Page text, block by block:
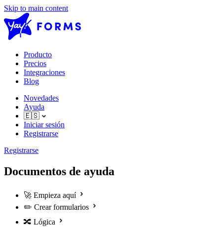
Skip to main content
Producto
Precios
Integraciones
Blog
Novedades
Ayuda
🇪🇸
Iniciar sesión
Registrarse
Registrarse
Documentos de ayuda
🚀 Empieza aquí
✏️ Crear formularios
🔀 Lógica